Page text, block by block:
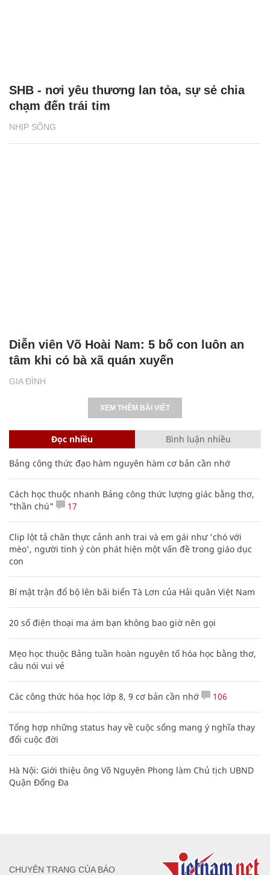
NHỊP SỐNG
SHB - nơi yêu thương lan tỏa, sự sẻ chia
chạm đến trái tim
GIA ĐÌNH
Diễn viên Võ Hoài Nam: 5 bố con luôn an
tâm khi có bà xã quán xuyến
XEM THÊM BÀI VIẾT
Đọc nhiều Bình luận nhiều
Bảng công thức đạo hàm nguyên hàm cơ bản cần nhớ
Cách học thuộc nhanh Bảng công thức lượng giác bằng thơ,
"thần chú"
17
Clip lột tả chân thực cảnh anh trai và em gái như 'chó với
mèo', người tinh ý còn phát hiện một vấn đề trong giáo dục
con
Bí mật trận đổ bộ lên bãi biển Tà Lơn của Hải quân Việt Nam
20 số điện thoại ma ám bạn không bao giờ nên gọi
Mẹo học thuộc Bảng tuần hoàn nguyên tố hóa học bằng thơ,
câu nói vui vẻ
Các công thức hóa học lớp 8, 9 cơ bản cần nhớ 106
Tổng hợp những status hay về cuộc sống mang ý nghĩa thay
đổi cuộc đời
Hà Nội: Giới thiệu ông Võ Nguyên Phong làm Chủ tịch UBND
Quận Đống Đa
CHUYÊN TRANG CỦA BÁO